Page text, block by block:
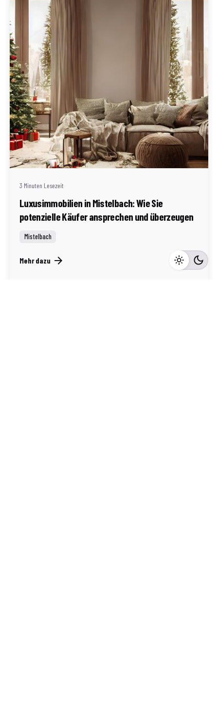
Geschrieben von
Redaktion Immofragen Bezirke: Mistelbach + Melk
(AT)
3 Minuten Lesezeit
Luxusimmobilien in Mistelbach: Wie Sie
potenzielle Käufer ansprechen und überzeugen
Mistelbach
Mehr dazu